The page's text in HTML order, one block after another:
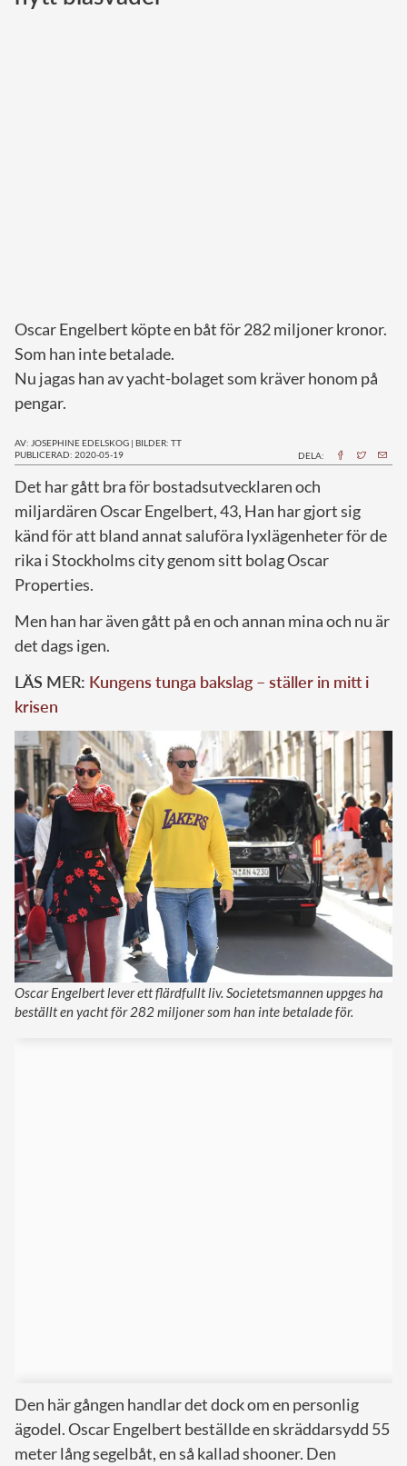
Monacos furstehus
Oscar Engelbert köpte en båt för 282 miljoner kronor.
Som han inte betalade.
Nu jagas han av yacht-bolaget som kräver honom på
pengar.
AV: JOSEPHINE EDELSKOG | BILDER: TT
PUBLICERAD: 2020-05-19
DELA:
Det har gått bra för bostadsutvecklaren och
miljardären Oscar Engelbert, 43, Han har gjort sig
känd för att bland annat saluföra lyxlägenheter för de
rika i Stockholms city genom sitt bolag Oscar
Properties.
Men han har även gått på en och annan mina och nu är
det dags igen.
LÄS MER: Kungens tunga bakslag – ställer in mitt i
krisen
Oscar Engelbert lever ett flärdfullt liv. Societetsmannen uppges ha
beställt en yacht för 282 miljoner som han inte betalade för.
Den här gången handlar det dock om en personlig
ägodel. Oscar Engelbert beställde en skräddarsydd 55
meter lång segelbåt, en så kallad shooner. Den